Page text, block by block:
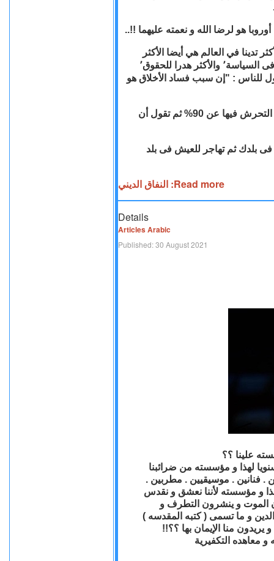
هو لرضا الله و نعمته عليهما !!..
تدينا في العالم هي أيضا الأكثر
فسادا في الإدارة٬ والأكثر ارتشاء في القضاء٬ والأكثر كذبا فى السياسة٬ والأكثر هدرا للحقوق٬
بالنساء٬ والأكثر اعتداء على الأطفال٬ ثم تقول للناس : "إن سبب فساد الأخلاق هو
• النفاق هو أن ترى أفغانستان وباكستان ومصر تزيد نسب التحرش فيها عن 90% ثم تقول أن
بلدك ثم تهاجر للعيش فى بلد
Read more: النفاق الديني
Details
Articles Arabic
Published: 30 August 2021
علينا ؟؟
سنويا ( 18 مليار جنية ) سنويا لهذا و مؤسسته من ضرائبنا
. فنانين . موسيقيين . مطربين .
و مؤسسته لأننا نعشق و نقدس
الموت و ينشرون التطرف و
و ما تسمى ( كتبه المقدسه )
منا الإيمان بها ؟؟!!
معاهده التكفيرية